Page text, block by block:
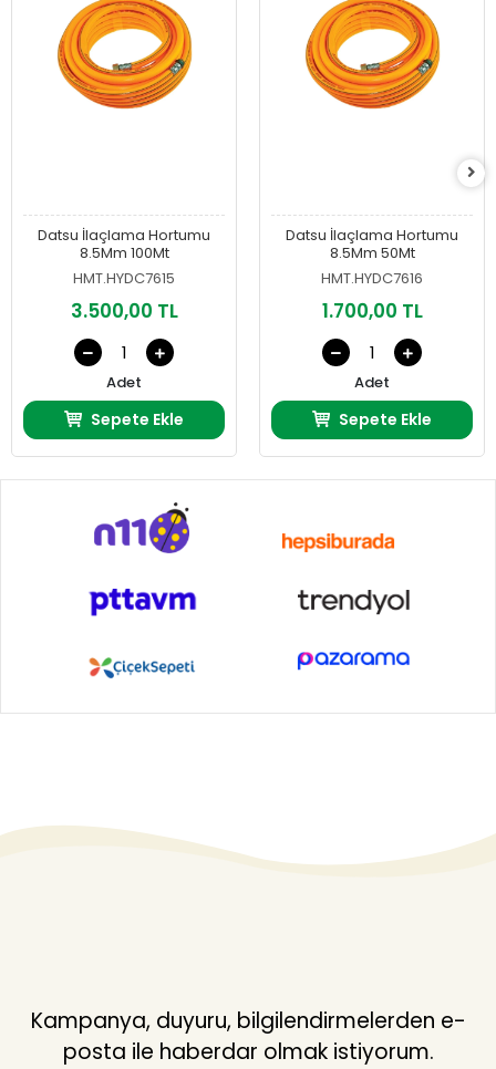
Datsu İlaçlama Hortumu
8.5Mm 100Mt
HMT.HYDC7615
3.500,00 TL
Adet
Sepete Ekle
Datsu İlaçlama Hortumu
8.5Mm 50Mt
HMT.HYDC7616
1.700,00 TL
Adet
Sepete Ekle
Kampanya, duyuru, bilgilendirmelerden e-
posta ile haberdar olmak istiyorum.